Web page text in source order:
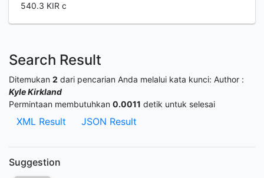
540.3 KIR c
Search Result
Ditemukan 2 dari pencarian Anda melalui kata kunci: Author :
Kyle Kirkland
Permintaan membutuhkan 0.0011 detik untuk selesai
XML Result JSON Result
Suggestion